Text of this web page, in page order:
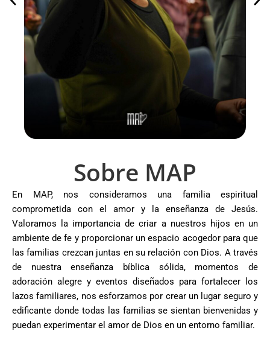
Sobre MAP
En MAP, nos consideramos una familia espiritual
comprometida con el amor y la enseñanza de Jesús.
Valoramos la importancia de criar a nuestros hijos en un
ambiente de fe y proporcionar un espacio acogedor para que
las familias crezcan juntas en su relación con Dios. A través
de nuestra enseñanza bíblica sólida, momentos de
adoración alegre y eventos diseñados para fortalecer los
lazos familiares, nos esforzamos por crear un lugar seguro y
edificante donde todas las familias se sientan bienvenidas y
puedan experimentar el amor de Dios en un entorno familiar.